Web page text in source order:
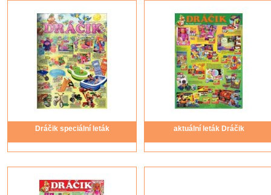
Dráčik speciální leták aktuální leták Dráčik